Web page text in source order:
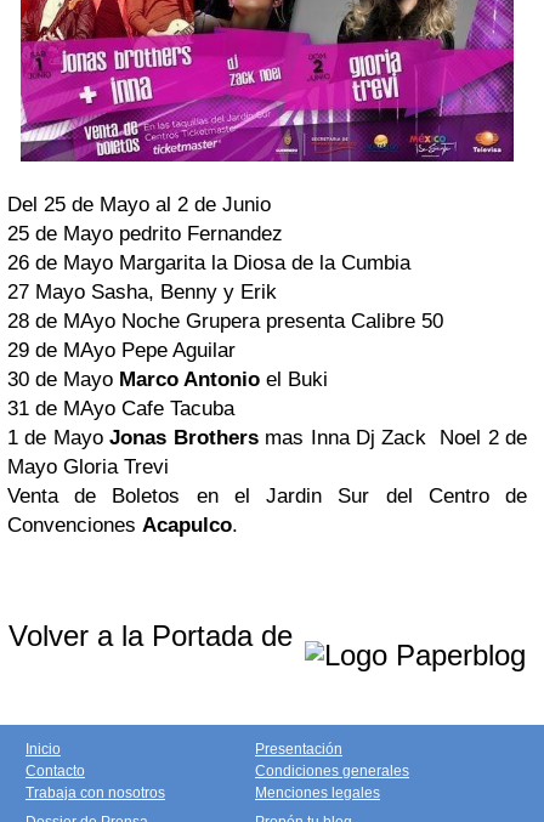
Del 25 de Mayo al 2 de Junio
25 de Mayo pedrito Fernandez
26 de Mayo Margarita la Diosa de la Cumbia
27 Mayo Sasha, Benny y Erik
28 de MAyo Noche Grupera presenta Calibre 50
29 de MAyo Pepe Aguilar
30 de Mayo Marco Antonio el Buki
31 de MAyo Cafe Tacuba
1 de MayoJonas Brothersmas Inna Dj Zack Noel 2 de
Mayo Gloria Trevi
Venta de Boletos en el Jardin Sur del Centro de
Convenciones Acapulco.
Volver a la Portada de
Inicio
Contacto
Trabaja con nosotros
Presentación
Condiciones generales
Menciones legales